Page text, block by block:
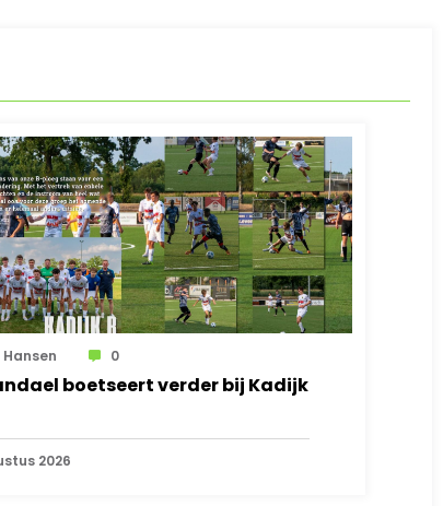
0
boetseert verder bij Kadijk
2026